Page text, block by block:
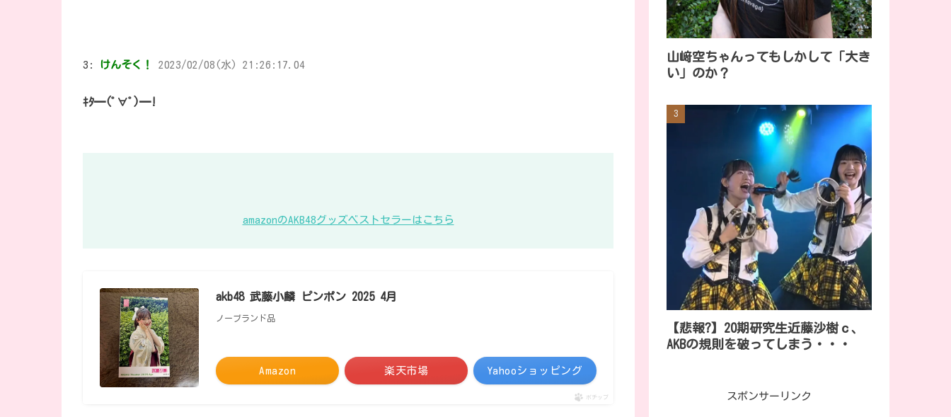
3: けんそく！ 2023/02/08(水) 21:26:17.04
ｷﾀ━(ﾟ∀ﾟ)━!
amazonのAKB48グッズベストセラーはこちら
akb48 武藤小麟 ピンポン 2025 4月
ノーブランド品
Amazon 楽天市場 Yahooショッピング
ポチップ
山﨑空ちゃんってもしかして「大き
い」のか？
【悲報?】20期研究生近藤沙樹ｃ、
AKBの規則を破ってしまう・・・
スポンサーリンク